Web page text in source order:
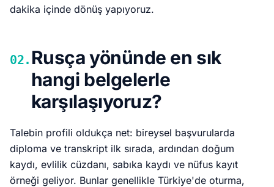
dakika içinde dönüş yapıyoruz.
02. Rusça yönünde en sık
hangi belgelerle
karşılaşıyoruz?
Talebin profili oldukça net: bireysel başvurularda
diploma ve transkript ilk sırada, ardından doğum
kaydı, evlilik cüzdanı, sabıka kaydı ve nüfus kayıt
örneği geliyor. Bunlar genellikle Türkiye'de oturma,